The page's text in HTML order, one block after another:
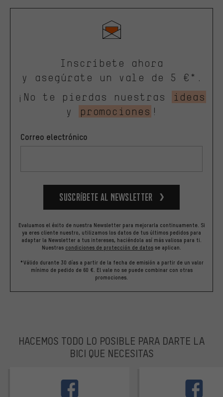
Inscríbete ahora
y asegúrate un vale de 5 €*.
¡No te pierdas nuestras
ideas
y
promociones !
Correo electrónico
Suscríbete al newsletter
Evaluamos el éxito de nuestra Newsletter para mejorarla continuamente. Si
ya eres cliente nuestro, utilizamos los datos de tus últimos pedidos para
adaptar la Newsletter a tus intereses, haciéndola así más valiosa para ti.
Nuestras condiciones de protección de datos se aplican.
*Válido durante 30 días a partir de la fecha de emisión a partir de un valor
mínimo de pedido de 60 €. El vale no se puede combinar con otras
promociones.
HACEMOS TODO LO POSIBLE PARA DARTE LA
BICI QUE NECESITAS